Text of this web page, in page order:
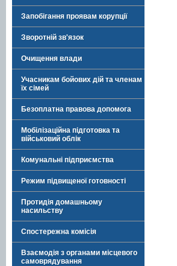
Запобігання проявам корупції
Зворотній зв'язок
Очищення влади
Учасникам бойових дій та членам
їх сімей
Безоплатна правова допомога
Мобілізаційна підготовка та
військовий облік
Комунальні підприємства
Режим підвищеної готовності
Протидія домашньому
насильству
Спостережна комісія
Взаємодія з органами місцевого
самоврядування